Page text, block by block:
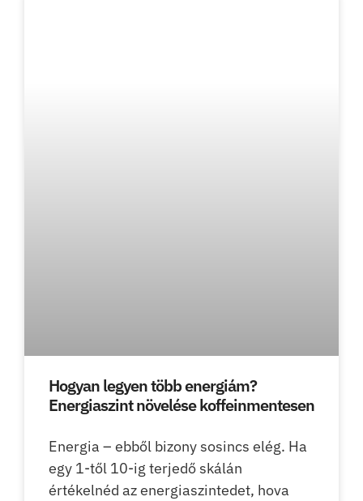
Hogyan legyen több energiám?
Energiaszint növelése koffeinmentesen
Energia – ebből bizony sosincs elég. Ha
egy 1-től 10-ig terjedő skálán
értékelnéd az energiaszintedet, hova